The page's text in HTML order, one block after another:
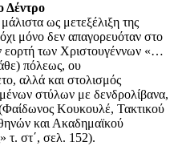
Δέντρο
ως μετεξέλιξη της
μόνο δεν απαγορευόταν στο
εορτή των Χριστουγέννων «…
πόλεως, ου
αλλά και στολισμός
στύλων με δενδρολίβανα,
Κουκουλέ, Τακτικού
και Ακαδημαϊκού
τ. στ΄, σελ. 152).